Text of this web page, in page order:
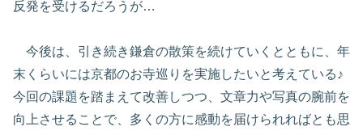
反発を受けるだろうが…
今後は、引き続き鎌倉の散策を続けていくとともに、年
末くらいには京都のお寺巡りを実施したいと考えている♪
今回の課題を踏まえて改善しつつ、文章力や写真の腕前を
向上させることで、多くの方に感動を届けられればとも思